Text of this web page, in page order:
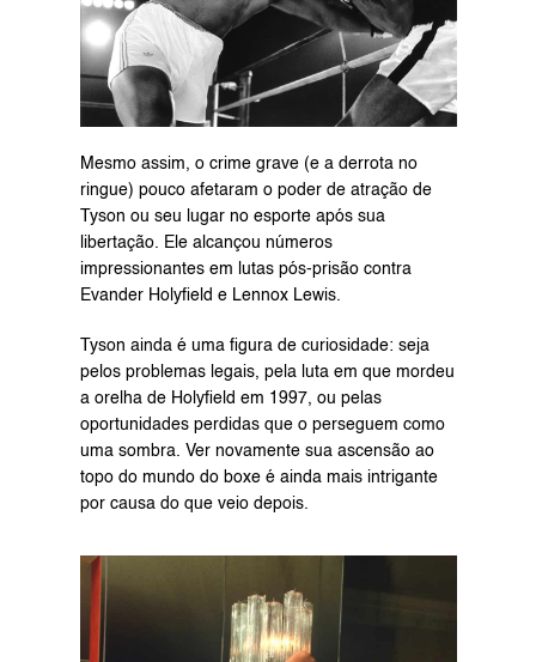
Mesmo assim, o crime grave (e a derrota no
ringue) pouco afetaram o poder de atração de
Tyson ou seu lugar no esporte após sua
libertação. Ele alcançou números
impressionantes em lutas pós-prisão contra
Evander Holyfield e Lennox Lewis.
Tyson ainda é uma figura de curiosidade: seja
pelos problemas legais, pela luta em que mordeu
a orelha de Holyfield em 1997, ou pelas
oportunidades perdidas que o perseguem como
uma sombra. Ver novamente sua ascensão ao
topo do mundo do boxe é ainda mais intrigante
por causa do que veio depois.